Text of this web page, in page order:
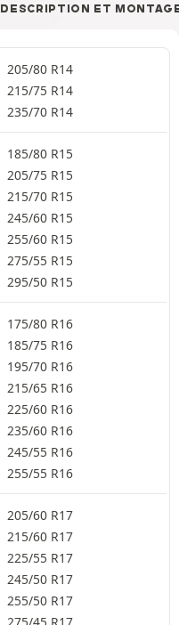
DESCRIPTION ET
205/80 R14
215/75 R14
235/70 R14
185/80 R15
205/75 R15
215/70 R15
245/60 R15
255/60 R15
275/55 R15
295/50 R15
175/80 R16
185/75 R16
195/70 R16
215/65 R16
225/60 R16
235/60 R16
245/55 R16
255/55 R16
205/60 R17
215/60 R17
225/55 R17
245/50 R17
255/50 R17
275/45 R17